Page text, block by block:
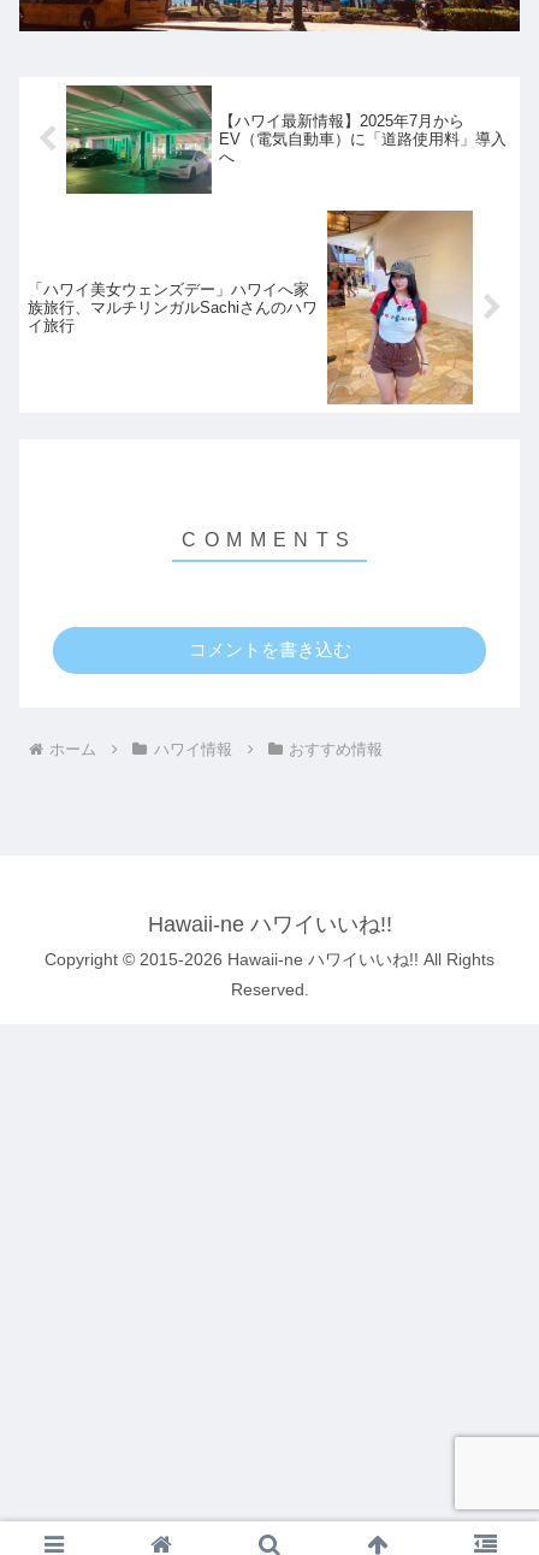
【ハワイ最新情報】2025年7月から
EV（電気自動車）に「道路使用料」導入
へ
「ハワイ美女ウェンズデー」ハワイへ家
族旅行、マルチリンガルSachiさんのハワ
イ旅行
コメントを書き込む
ホーム ハワイ情報 おすすめ情報
Hawaii-ne ハワイいいね!!
Copyright © 2015-2026 Hawaii-ne ハワイいいね!! All Rights
Reserved.